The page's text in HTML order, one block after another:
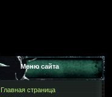
Меню сайта
Главная страница